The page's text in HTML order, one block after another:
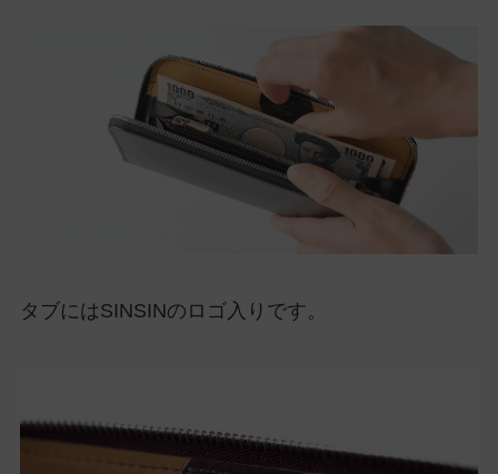
タブにはSINSINのロゴ入りです。